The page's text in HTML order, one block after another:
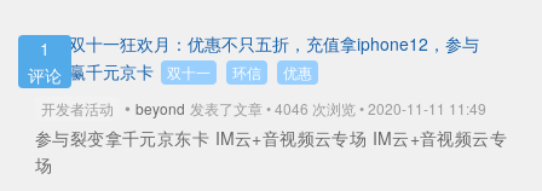
1
评论
环信双十一狂欢月：优惠不只五折，充值拿iphone12，参与
推荐赢千元京卡
双十一 环信
优惠
开发者活动
• beyond 发表了文章 • 4046 次浏览 • 2020-11-11 11:49
参与裂变拿千元京东卡 IM云+音视频云专场 IM云+音视频云专
场​